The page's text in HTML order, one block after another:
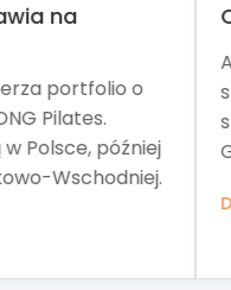
Circle K
Alimentation
stacji paliw
sprawie
Grupy Żabka.
DOWIEDZ SIĘ